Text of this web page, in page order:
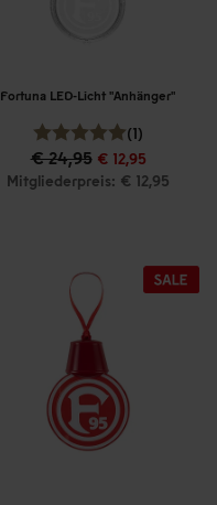
Fortuna LED-Licht "Anhänger"
(1)
€ 24,95 € 12,95
Mitgliederpreis: € 12,95